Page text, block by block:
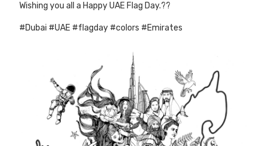
Wishing you all a Happy UAE Flag Day.??
#Dubai #UAE #flagday #colors #Emirates